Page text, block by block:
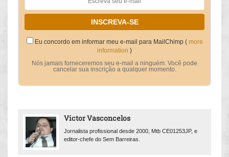
Eu concordo em informar meu e-mail para MailChimp ( more
information )
Nós jamais forneceremos seu e-mail a ninguém. Você pode
cancelar sua inscrição a qualquer momento.
Victor Vasconcelos
Jornalista profissional desde 2000, Mtb CE01253JP, e
editor-chefe do Sem Barreiras.